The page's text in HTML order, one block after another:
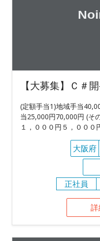
【大募集】Ｃ＃
(定額手当1)地域手当
当25,000円70,000円 (そ
１，０００円５，０００
大阪府
正社員